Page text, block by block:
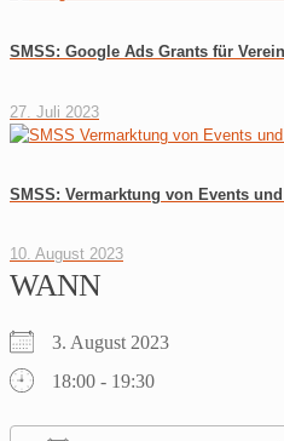
SMSS: Google Ads Grants für
27. Juli 2023
SMSS: Vermarktung von Events
10. August 2023
WANN
3. August 2023
18:00 - 19:30